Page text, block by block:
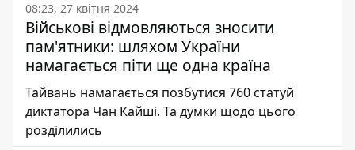
08:23, 27 квітня 2024
Військові відмовляються зносити
пам'ятники: шляхом України
намагається піти ще одна країна
Тайвань намагається позбутися 760 статуй
диктатора Чан Кайші. Та думки щодо цього
розділились